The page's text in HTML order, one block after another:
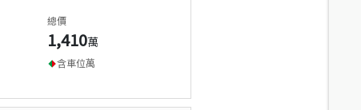
總價
1,410萬
含車位萬